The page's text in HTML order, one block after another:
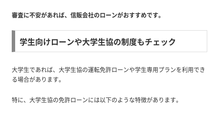
審査に不安があれば、信販会社のローンがおすすめです。
学生向けローンや大学生協の制度もチェック
大学生であれば、大学生協の運転免許ローンや学生専用プランを利用でき
る場合があります。
特に、大学生協の免許ローンには以下のような特徴があります。